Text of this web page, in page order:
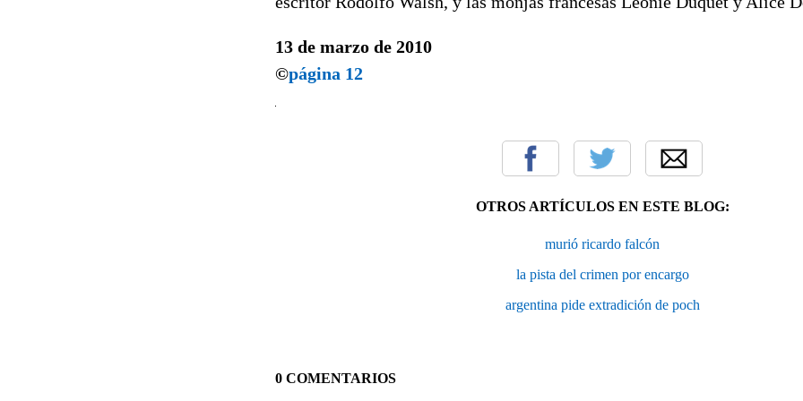
13 de marzo de 2010
©página 12
OTROS ARTÍCULOS EN ESTE BLOG:
murió ricardo falcón
la pista del crimen por encargo
argentina pide extradición de poch
0 COMENTARIOS